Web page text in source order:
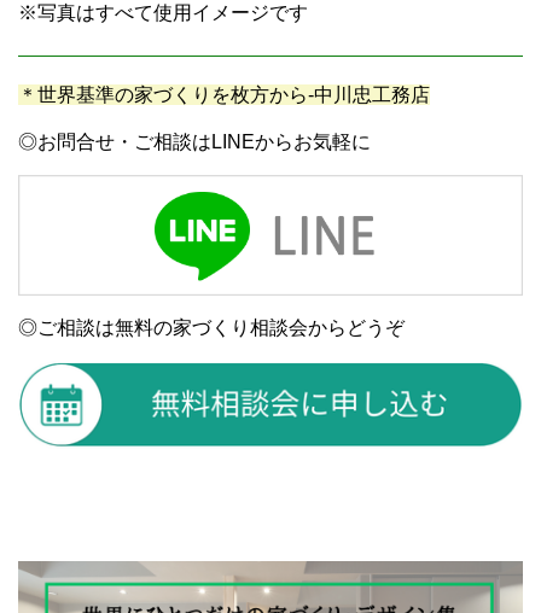
※写真はすべて使用イメージです
＊世界基準の家づくりを枚方から-中川忠工務店
◎お問合せ・ご相談はLINEからお気軽に
◎ご相談は無料の家づくり相談会からどうぞ